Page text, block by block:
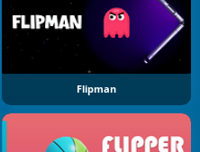
Flipman